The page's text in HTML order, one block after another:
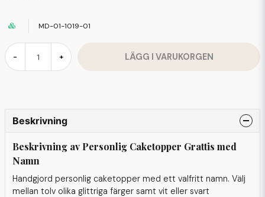
MD-01-1019-01
- + LÄGG I VARUKORGEN
Beskrivning
Beskrivning av Personlig Caketopper Grattis med
Namn
Handgjord personlig caketopper med ett valfritt namn. Välj
mellan tolv olika glittriga färger samt vit eller svart